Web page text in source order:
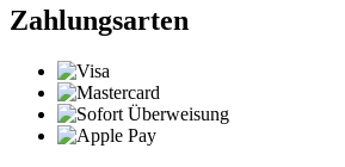
Zahlungsarten